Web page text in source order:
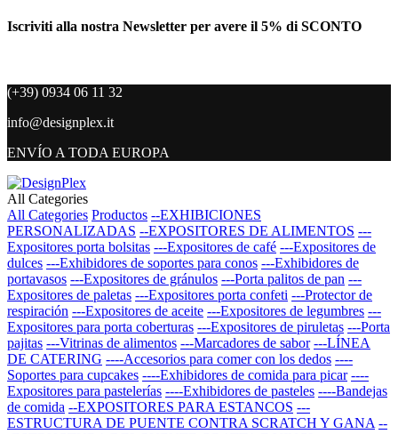
Iscriviti alla nostra Newsletter per avere il 5% di SCONTO
(+39) 0934 06 11 32
info@designplex.it
ENVÍO A TODA EUROPA
All Categories
All Categories Productos --EXHIBICIONES
PERSONALIZADAS --EXPOSITORES DE ALIMENTOS ---
Expositores porta bolsitas ---Expositores de café ---Expositores de
dulces ---Exhibidores de soportes para conos ---Exhibidores de
portavasos ---Expositores de gránulos ---Porta palitos de pan ---
Expositores de paletas ---Expositores porta confeti ---Protector de
respiración ---Expositores de aceite ---Expositores de legumbres ---
Expositores para porta coberturas ---Expositores de piruletas ---Porta
pajitas ---Vitrinas de alimentos ---Marcadores de sabor ---LÍNEA
DE CATERING ----Accesorios para comer con los dedos ----
Soportes para cupcakes ----Exhibidores de comida para picar ----
Expositores para pastelerías ----Exhibidores de pasteles ----Bandejas
de comida --EXPOSITORES PARA ESTANCOS ---
ESTRUCTURA DE PUENTE CONTRA SCRATCH Y GANA --